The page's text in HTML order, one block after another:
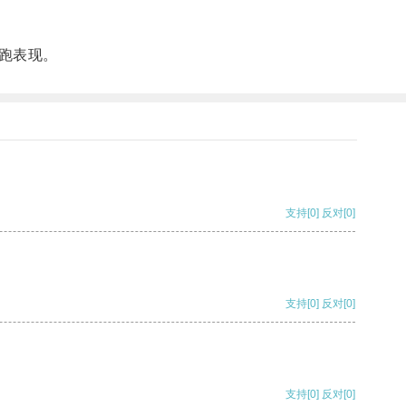
表现。
支持[0] 反对[0]
支持[0] 反对[0]
支持[0] 反对[0]